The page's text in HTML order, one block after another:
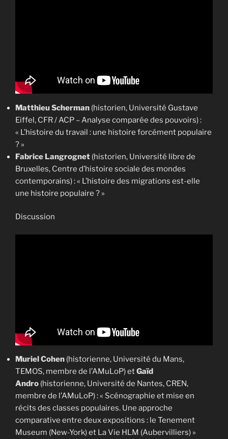
Matthieu Scherman (historien, Université Gustave
Eiffel, CFR / ACP – Analyse comparée des pouvoirs) :
« L’histoire du travail : une histoire forcément populaire
? »
Fabrice Langrognet (historien, Université libre de
Bruxelles, Centre d’histoire sociale des mondes
contemporains) : « L’histoire des migrations est-elle
une histoire populaire ? »
Discussion
Muriel Cohen (historienne, Université du Mans,
TEMOS, membre de l’AMuLoP) etGaïd
Andro (historienne, Université de Nantes, CREN,
membre de l’AMuLoP) : « Scénographie et mise en
récits des classes populaires. Une approche
comparative entre deux expositions : le Tenement
Museum (New-York) et La Vie HLM (Aubervilliers) »